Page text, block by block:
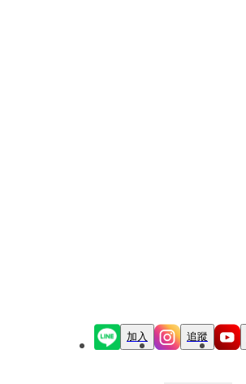
加入 追蹤